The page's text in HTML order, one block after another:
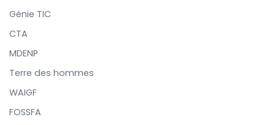
Génie TIC
CTA
MDENP
Terre des hommes
WAIGF
FOSSFA